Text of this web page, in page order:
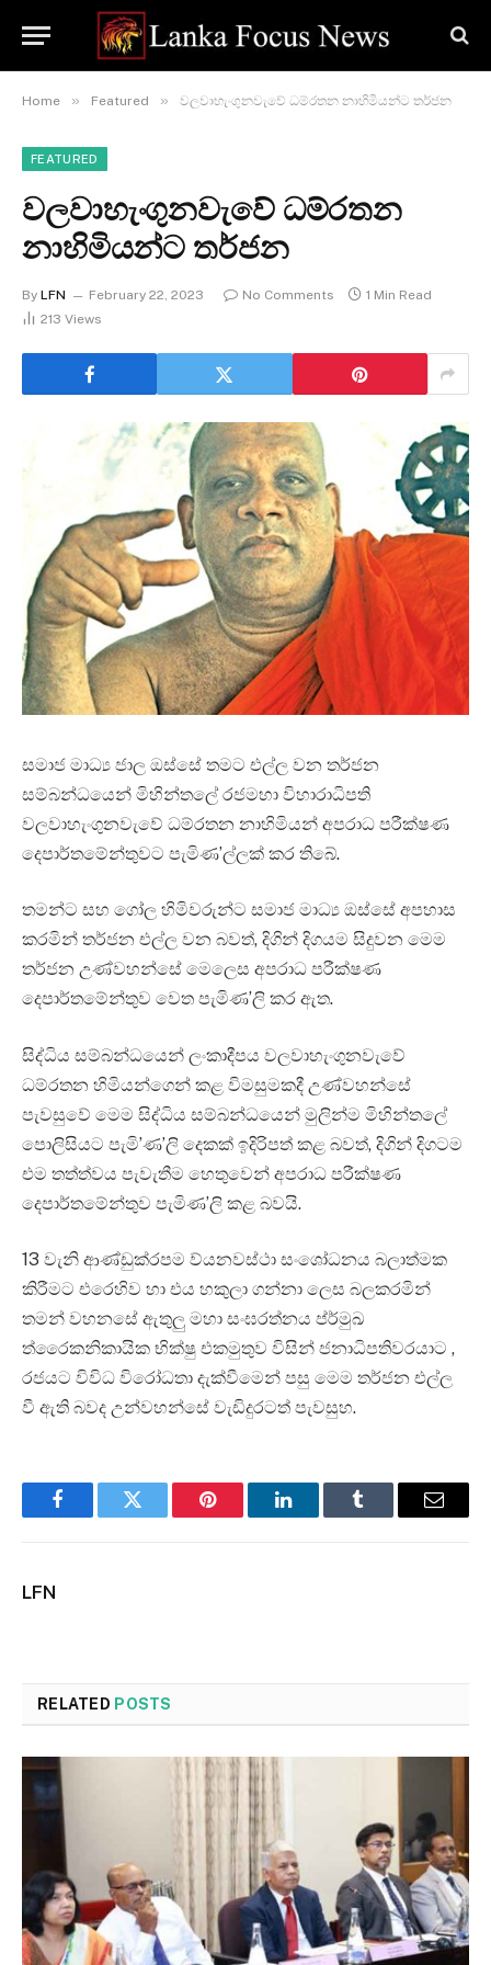
Home » Featured » වලවාහැංගුනවැවේ ධම්රතන නාහිමියන්ට තර්ජන
FEATURED
වලවාහැංගුනවැවේ ධම්රතන
නාහිමියන්ට තර්ජන
By LFN February 22, 2023 No Comments
1 Min Read
213 Views
සමාජ මාධ්‍ය ජාල ඔස්සේ තමට එල්ල වන තර්ජන
සම්බන්ධයෙන් මිහින්තලේ රජමහා විහාරාධිපති
වලවාහැංගුනවැවේ ධම්රතන නාහිමියන් අපරාධ පරීක්ෂණ
දෙපාර්තමේන්තුවට පැමිණ’ල්ලක් කර තිබේ.
තමන්ට සහ ගෝල හිමිවරුන්ට සමාජ මාධ්‍ය ඔස්සේ අපහාස
කරමින් තර්ජන එල්ල වන බවත්, දිගින් දිගයම සිදුවන මෙම
තර්ජන උණ්වහන්සේ මෙලෙස අපරාධ පරීක්ෂණ
දෙපාර්තමේන්තුව වෙත පැමිණ’ලි කර ඇත.
සිද්ධිය සම්බන්ධයෙන් ලංකාදීපය වලවාහැංගුනවැවේ
ධම්රතන හිමියන්ගෙන් කළ විමසුමකදී උණ්වහන්සේ
පැවසුවේ මෙම සිද්ධිය සම්බන්ධයෙන් මුලින්ම මිහින්තලේ
පොලිසියට පැමි’ණ’ලි දෙකක් ඉදිරිපත් කළ බවත්, දිගින් දිගටම
එම තත්ත්වය පැවැතීම හෙතුවෙන් අපරාධ පරීක්ෂණ
දෙපාර්තමේන්තුව පැමිණ’ලි කළ බවයි.
13 වැනි ආණ්ඩුක්රපම ව්යනවස්ථා සංශෝධනය බලාත්මක
කිරීමට එරෙහිව හා එය හකුලා ගන්නා ලෙස බලකරමින්
තමන් වහනසේ ඇතුලු මහා සංඝරත්නය ප්ර්මුඛ
ත්රෛකනිකායික භික්ෂු එකමුතුව විසින් ජනාධිපතිවරයාට ,
රජයට විවිධ විරෝධතා දැක්වීමෙන් පසු මෙම තර්ජන එල්ල
වී ඇති බවද උන්වහන්සේ වැඩිදුරටත් පැවසුහ.
FacebookTwitter Pinterest LinkedInTumblr Email
LFN
RELATED POSTS